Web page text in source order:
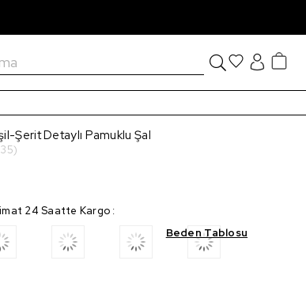
Şerit Detaylı Pamuklu Şal
24 Saatte Kargo :
Beden Tablosu